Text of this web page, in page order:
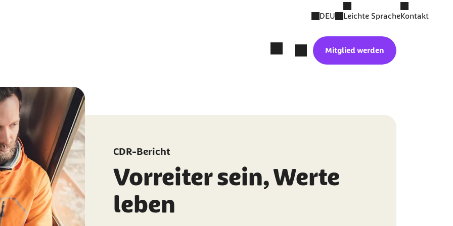
DEU Leichte SpracheKontakt
Mitglied werden
CDR-Bericht
Vorreiter sein, Werte
leben